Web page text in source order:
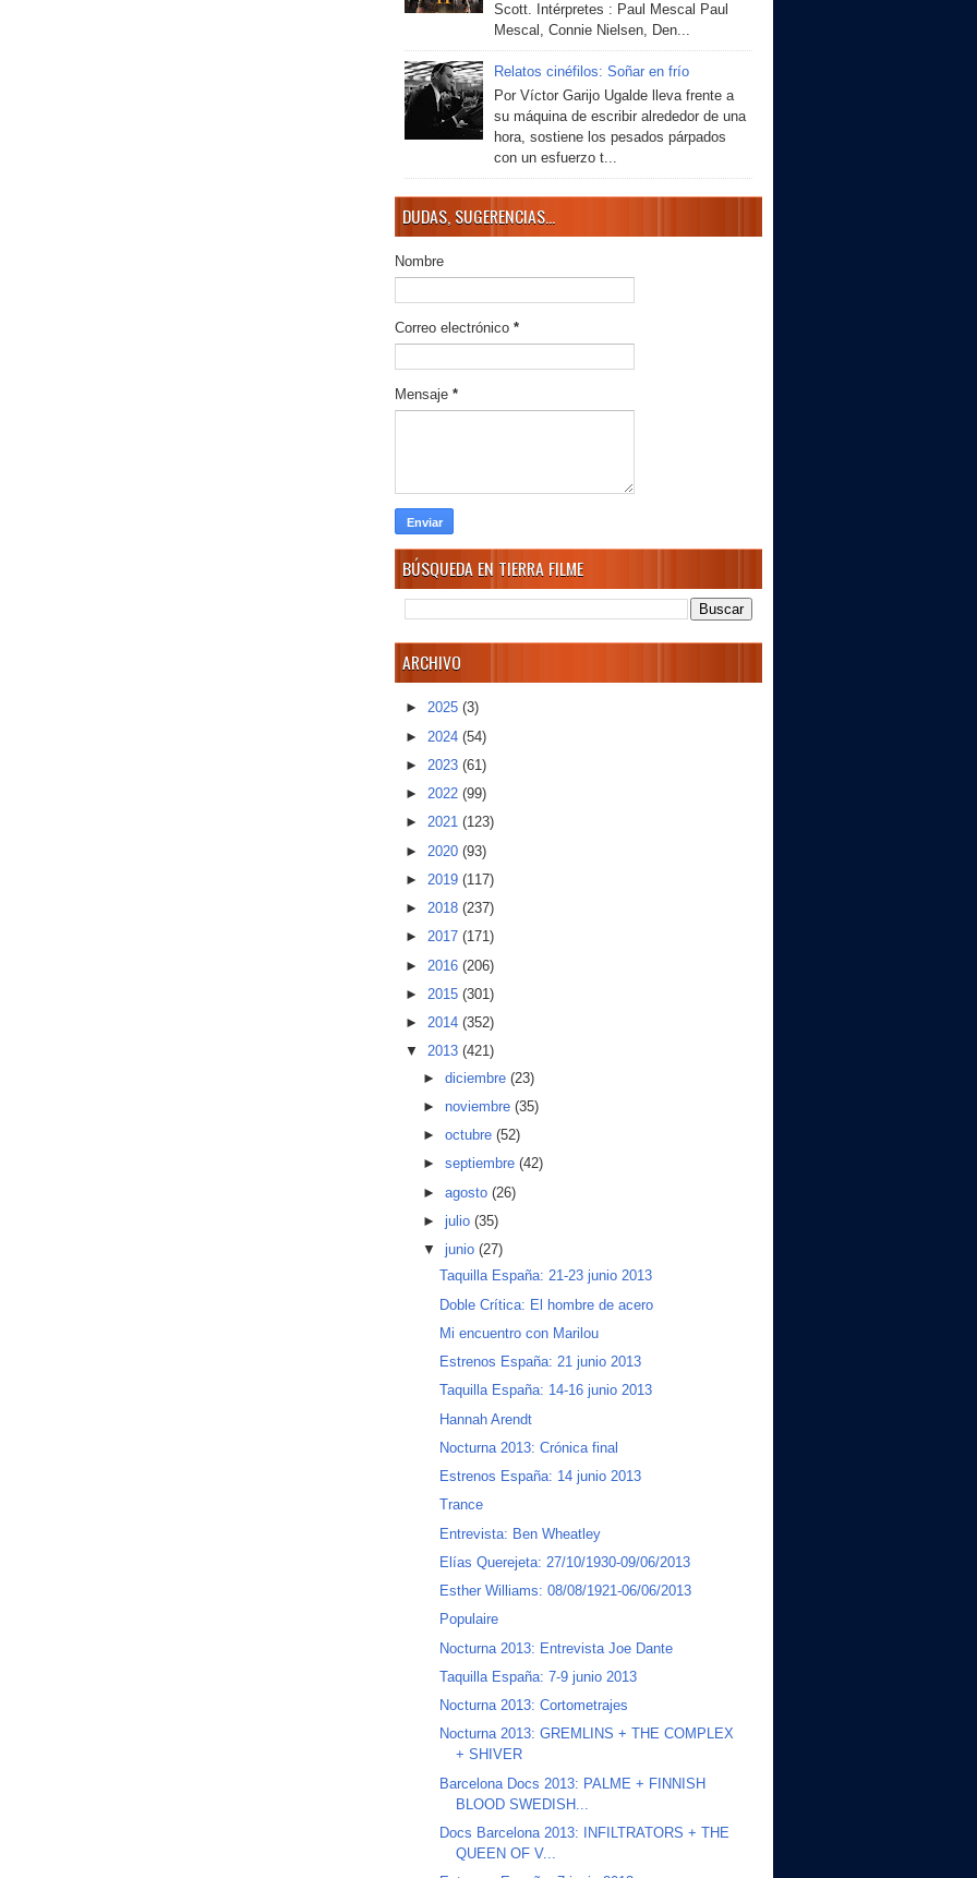
Scott. Intérpretes : Paul Mescal Paul
Mescal, Connie Nielsen, Den...
Relatos cinéfilos: Soñar en frío
Por Víctor Garijo Ugalde lleva frente a
su máquina de escribir alrededor de una
hora, sostiene los pesados párpados
con un esfuerzo t...
DUDAS, SUGERENCIAS...
Nombre
Correo electrónico *
Mensaje *
BÚSQUEDA EN TIERRA FILME
ARCHIVO
► 2025 (3)
► 2024 (54)
► 2023 (61)
► 2022 (99)
► 2021 (123)
► 2020 (93)
► 2019 (117)
► 2018 (237)
► 2017 (171)
► 2016 (206)
► 2015 (301)
► 2014 (352)
▼ 2013 (421)
► diciembre (23)
► noviembre (35)
► octubre (52)
► septiembre (42)
► agosto (26)
► julio (35)
▼ junio (27)
Taquilla España: 21-23 junio 2013
Doble Crítica: El hombre de acero
Mi encuentro con Marilou
Estrenos España: 21 junio 2013
Taquilla España: 14-16 junio 2013
Hannah Arendt
Nocturna 2013: Crónica final
Estrenos España: 14 junio 2013
Trance
Entrevista: Ben Wheatley
Elías Querejeta: 27/10/1930-09/06/2013
Esther Williams: 08/08/1921-06/06/2013
Populaire
Nocturna 2013: Entrevista Joe Dante
Taquilla España: 7-9 junio 2013
Nocturna 2013: Cortometrajes
Nocturna 2013: GREMLINS + THE COMPLEX
+ SHIVER
Barcelona Docs 2013: PALME + FINNISH
BLOOD SWEDISH...
Docs Barcelona 2013: INFILTRATORS + THE
QUEEN OF V...